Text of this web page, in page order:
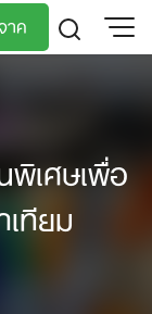
าค
TH
พิเศษเพื่อ
ทียม